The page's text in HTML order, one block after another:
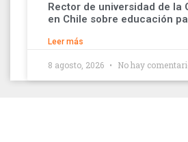
Rector de universidad de la
en Chile sobre educación
Leer más
8 agosto, 2026 No hay